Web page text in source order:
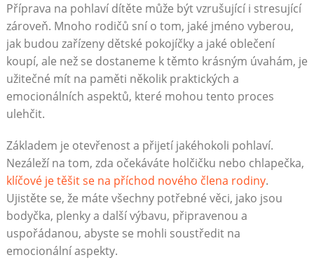
Příprava na pohlaví dítěte může být vzrušující i stresující
zároveň. Mnoho rodičů sní o tom, jaké jméno vyberou,
jak budou zařízeny dětské pokojíčky a jaké oblečení
koupí, ale než se dostaneme k těmto krásným úvahám, je
užitečné mít na paměti několik praktických a
emocionálních aspektů, které mohou tento proces
ulehčit.
Základem je otevřenost a přijetí jakéhokoli pohlaví.
Nezáleží na tom, zda očekáváte holčičku nebo chlapečka,
klíčové je těšit se na příchod nového člena rodiny.
Ujistěte se, že máte všechny potřebné věci, jako jsou
bodyčka, plenky a další výbavu, připravenou a
uspořádanou, abyste se mohli soustředit na
emocionální aspekty.